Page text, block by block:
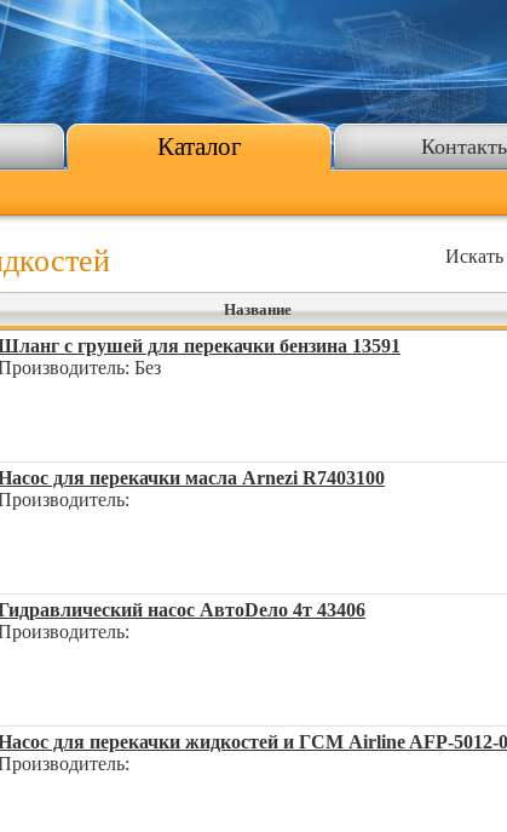
Каталог
Название
с грушей для перекачки бензина 13591
Без
для перекачки масла Arnezi R7403100
насос АвтоDело 4т 43406
для перекачки жидкостей и ГСМ Airline AFP-5012-